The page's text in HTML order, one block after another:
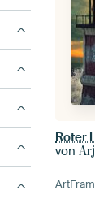
Roter
von